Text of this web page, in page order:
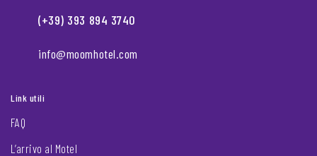
(+39) 393 894 3740
info@moomhotel.com
Link utili
FAQ
L’arrivo al Motel